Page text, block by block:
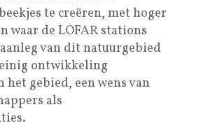
te creëren, met hoger
waar de LOFAR stations
van dit natuurgebied
ontwikkeling
gebied, een wens van
als